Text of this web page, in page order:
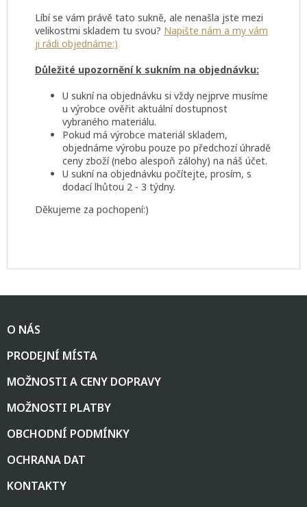
Líbí se vám právě tato sukně, ale nenašla jste mezi
velikostmi skladem tu svou? Napište nám a my vám
ji rádi objednáme:)
Důležité upozornění k sukním na objednávku:
U sukní na objednávku si vždy nejprve musíme
u výrobce ověřit aktuální dostupnost
vybraného materiálu.
Pokud má výrobce materiál skladem,
objednáme výrobu pouze po předchozí úhradě
ceny zboží (nebo alespoň zálohy) na náš účet.
U sukní na objednávku počítejte, prosím, s
dodací lhůtou 2 - 3 týdny.
Děkujeme za pochopení:)
Z
pO NÁS
PRODEJNÍ MÍSTA
MOŽNOSTI A CENY DOPRAVY
MOŽNOSTI PLATBY
OBCHODNÍ PODMÍNKY
OCHRANA DAT
KONTAKTY